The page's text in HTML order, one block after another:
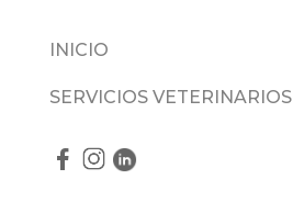
INICIO
SERVICIOS VETERINARIOS